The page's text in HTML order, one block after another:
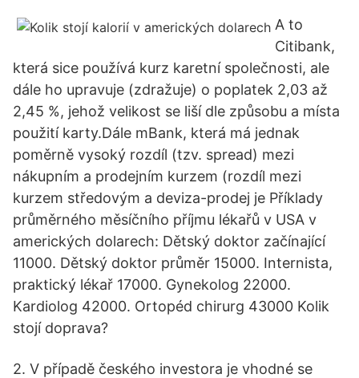
A to
Citibank,
která sice používá kurz karetní společnosti, ale
dále ho upravuje (zdražuje) o poplatek 2,03 až
2,45 %, jehož velikost se liší dle způsobu a místa
použití karty.Dále mBank, která má jednak
poměrně vysoký rozdíl (tzv. spread) mezi
nákupním a prodejním kurzem (rozdíl mezi
kurzem středovým a deviza-prodej je Příklady
průměrného měsíčního příjmu lékařů v USA v
amerických dolarech: Dětský doktor začínající
11000. Dětský doktor průměr 15000. Internista,
praktický lékař 17000. Gynekolog 22000.
Kardiolog 42000. Ortopéd chirurg 43000 Kolik
stojí doprava?
2. V případě českého investora je vhodné se